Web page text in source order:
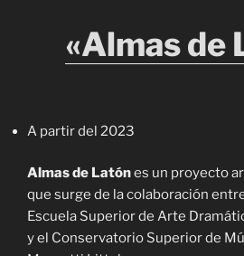
«Almas de
A partir del 2023
Almas de Latónes un proyecto
que surge de la colaboración
Escuela Superior de Arte
y el Conservatorio Superior de